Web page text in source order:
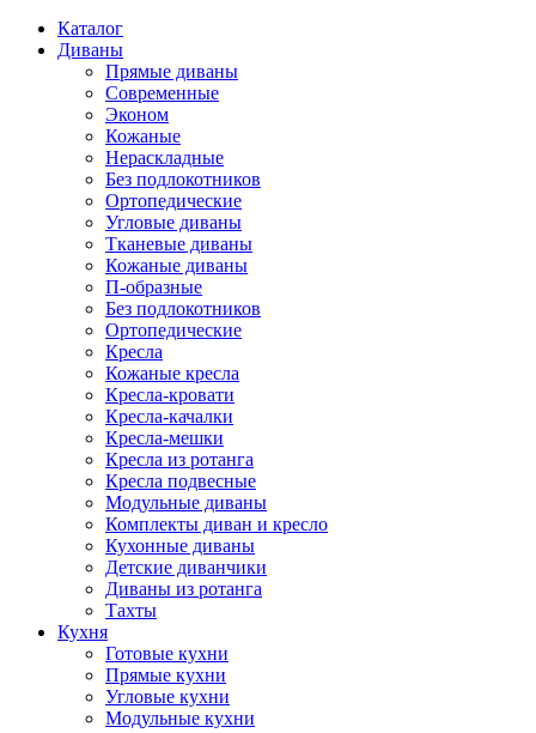
Каталог
Диваны
Прямые диваны
Современные
Эконом
Кожаные
Нераскладные
Без подлокотников
Ортопедические
Угловые диваны
Тканевые диваны
Кожаные диваны
П-образные
Без подлокотников
Ортопедические
Кресла
Кожаные кресла
Кресла-кровати
Кресла-качалки
Кресла-мешки
Кресла из ротанга
Кресла подвесные
Модульные диваны
Комплекты диван и кресло
Кухонные диваны
Детские диванчики
Диваны из ротанга
Тахты
Кухня
Готовые кухни
Прямые кухни
Угловые кухни
Модульные кухни